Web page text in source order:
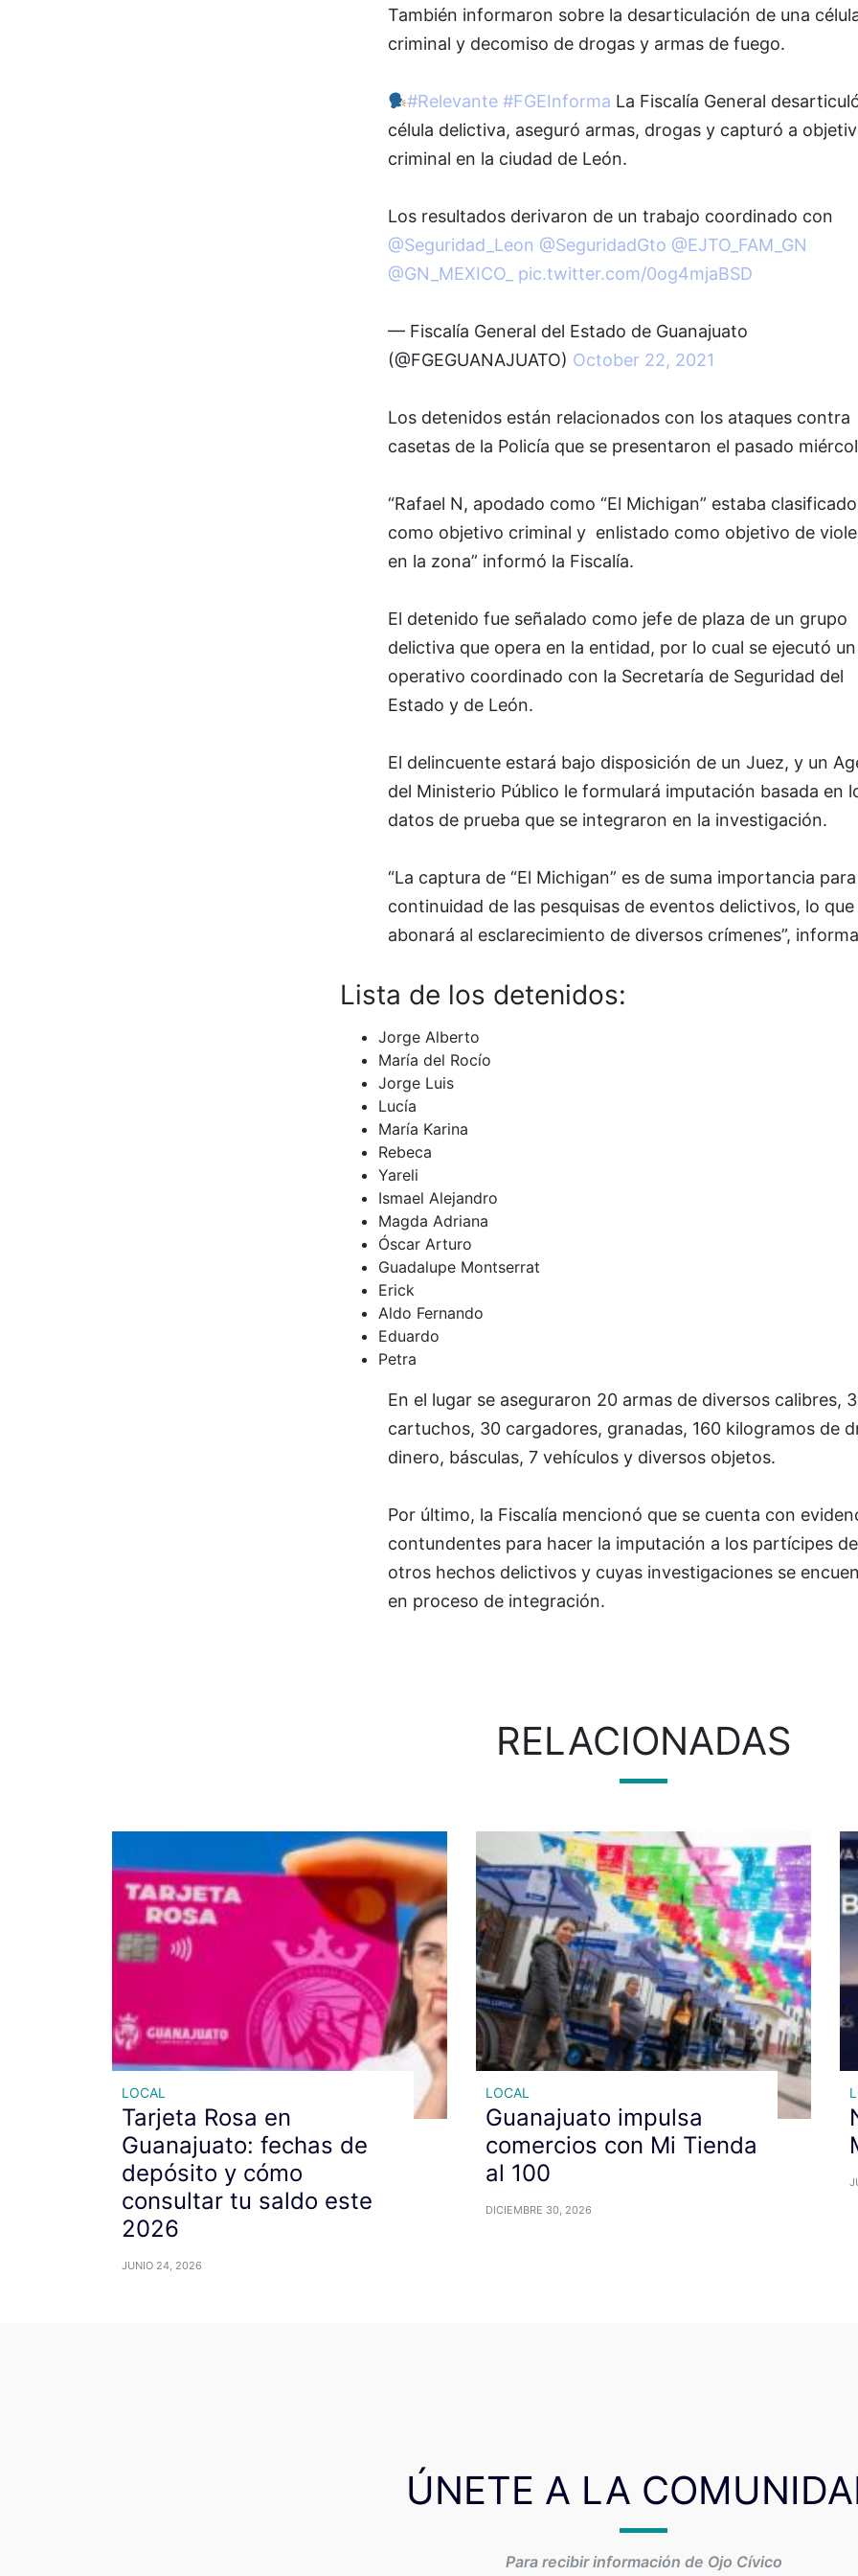
También informaron sobre la desarticulación de una
criminal y decomiso de drogas y armas de fuego.
#Relevante #FGEInforma La Fiscalía General
célula delictiva, aseguró armas, drogas y capturó a
criminal en la ciudad de León.
Los resultados derivaron de un trabajo coordinado con
@Seguridad_Leon @SeguridadGto @EJTO_FAM_GN
@GN_MEXICO_
pic.twitter.com/0og4mjaBSD
— Fiscalía General del Estado de Guanajuato
(@FGEGUANAJUATO) October 22, 2021
Los detenidos están relacionados con los ataques contra
casetas de la Policía que se presentaron el pasado
“Rafael N, apodado como “El Michigan” estaba clasificado
como objetivo criminal y enlistado como objetivo de
en la zona” informó la Fiscalía.
El detenido fue señalado como jefe de plaza de un grupo
delictiva que opera en la entidad, por lo cual se ejecutó un
operativo coordinado con la Secretaría de Seguridad del
Estado y de León.
El delincuente estará bajo disposición de un Juez, y un
del Ministerio Público le formulará imputación basada en
datos de prueba que se integraron en la investigación.
“La captura de “El Michigan” es de suma importancia
continuidad de las pesquisas de eventos delictivos, lo que
abonará al esclarecimiento de diversos crímenes”,
Lista de los detenidos:
Jorge Alberto
María del Rocío
Jorge Luis
Lucía
María Karina
Rebeca
Yareli
Ismael Alejandro
Magda Adriana
Óscar Arturo
Guadalupe Montserrat
Erick
Aldo Fernando
Eduardo
Petra
En el lugar se aseguraron 20 armas de diversos calibres,
cartuchos, 30 cargadores, granadas, 160 kilogramos de
dinero, básculas, 7 vehículos y diversos objetos.
Por último, la Fiscalía mencionó que se cuenta con
contundentes para hacer la imputación a los partícipes de
otros hechos delictivos y cuyas investigaciones se
en proceso de integración.
RELACIONADAS
LOCAL
Tarjeta Rosa en
Guanajuato: fechas de
depósito y cómo
consultar tu saldo este
2026
JUNIO 24, 2026
LOCAL
Guanajuato impulsa
comercios con Mi Tienda
al 100
DICIEMBRE 30, 2026
ÚNETE A LA
Para recibir información de Ojo Cívico